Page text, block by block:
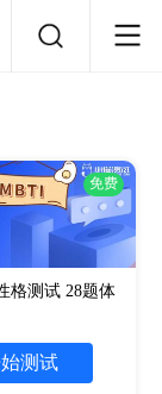
免费
格测试 28题体
测试